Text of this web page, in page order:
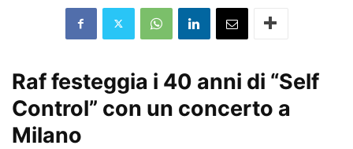
Raf festeggia i 40 anni di “Self
Control” con un concerto a
Milano